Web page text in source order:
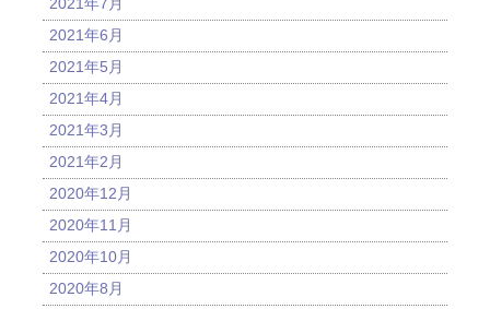
2021年6月
2021年5月
2021年4月
2021年3月
2021年2月
2020年12月
2020年11月
2020年10月
2020年8月